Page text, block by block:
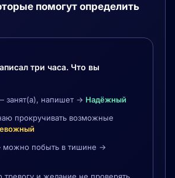
помогут определить
три часа. Что вы
занят(а), напишет → Надёжный
прокручивать возможные
можно побыть в тишине →